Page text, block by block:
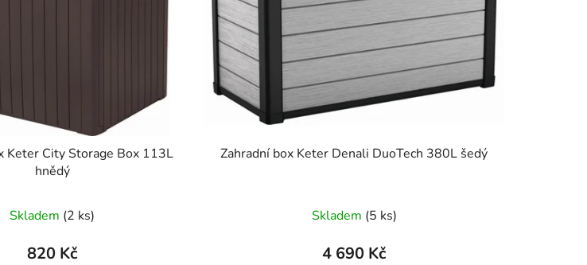
Keter City Storage Box 113L
hnědý
Skladem (2 ks)
820 Kč
Zahradní box Keter Denali DuoTech 380L šedý
Skladem (5 ks)
4 690 Kč